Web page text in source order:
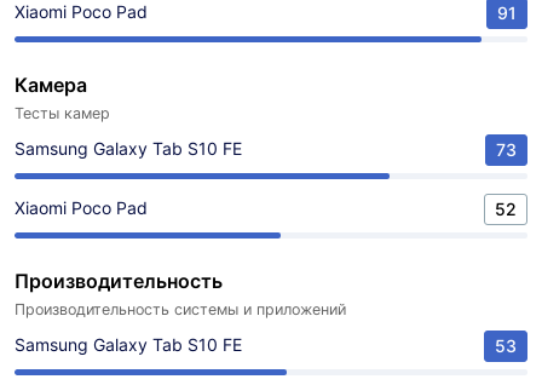
Xiaomi Poco Pad 91
Камера
Тесты камер
Samsung Galaxy Tab S10 FE 73
Xiaomi Poco Pad 52
Производительность
Производительность системы и приложений
Samsung Galaxy Tab S10 FE 53